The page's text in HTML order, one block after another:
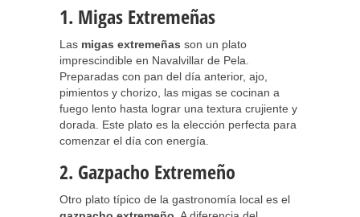
1. Migas Extremeñas
Las migas extremeñas son un plato
imprescindible en Navalvillar de Pela.
Preparadas con pan del día anterior, ajo,
pimientos y chorizo, las migas se cocinan a
fuego lento hasta lograr una textura crujiente y
dorada. Este plato es la elección perfecta para
comenzar el día con energía.
2. Gazpacho Extremeño
Otro plato típico de la gastronomía local es el